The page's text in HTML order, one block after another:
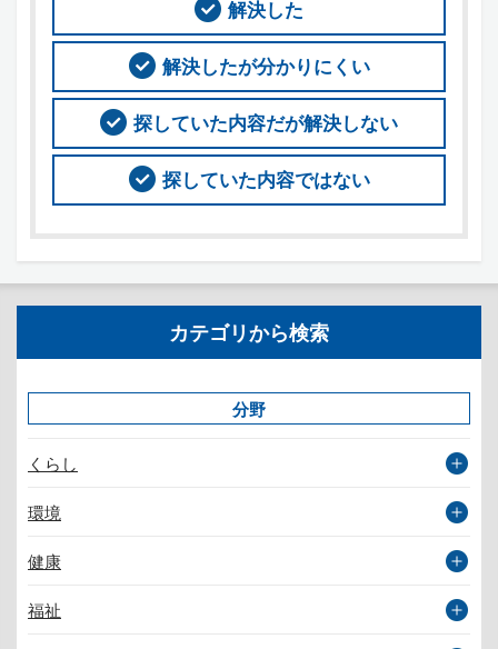
解決した
解決したが分かりにくい
探していた内容だが解決しない
探していた内容ではない
カテゴリから検索
分野
くらし
環境
健康
福祉